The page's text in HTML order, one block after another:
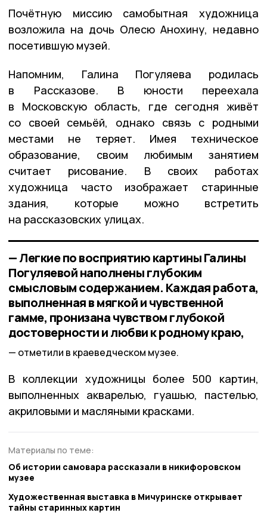
Почётную миссию самобытная художница
возложила на дочь Олесю Анохину, недавно
посетившую музей.
Напомним, Галина Погуляева родилась
в Рассказове. В юности переехала
в Московскую область, где сегодня живёт
со своей семьёй, однако связь с родными
местами не теряет. Имея техническое
образование, своим любимым занятием
считает рисование. В своих работах
художница часто изображает старинные
здания, которые можно встретить
на рассказовских улицах.
— Легкие по восприятию картины Галины
Погуляевой наполнены глубоким
смысловым содержанием. Каждая работа,
выполненная в мягкой и чувственной
гамме, пронизана чувством глубокой
достоверности и любви к родному краю,
отметили в краеведческом музее.
В коллекции художницы более 500 картин,
выполненных акварелью, гуашью, пастелью,
акриловыми и масляными красками.
Материалы по теме:
Об истории самовара рассказали в никифоровском
музее
Художественная выставка в Мичуринске открывает
тайны старинных картин